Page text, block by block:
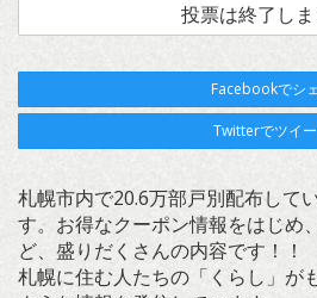
投票は終了し
Facebookでシ
Twitterでツイー
札幌市内で20.6万部戸別配布して
す。お得なクーポン情報をはじめ
ど、盛りだくさんの内容です！！
札幌に住む人たちの「くらし」が